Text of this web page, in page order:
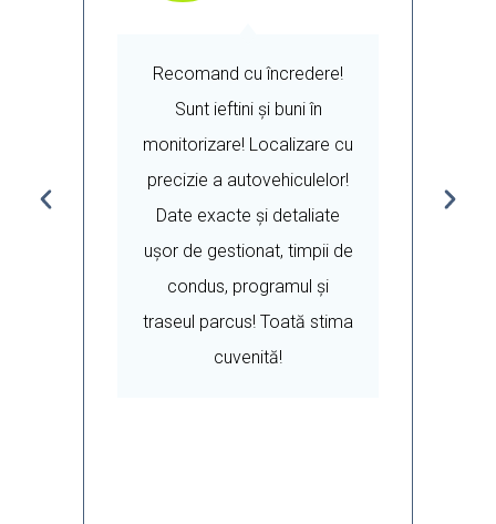
Recomand cu încredere!
Sunt ieftini și buni în
monitorizare! Localizare cu
precizie a autovehiculelor!
Date exacte și detaliate
ușor de gestionat, timpii de
condus, programul și
traseul parcus! Toată stima
cuvenită!